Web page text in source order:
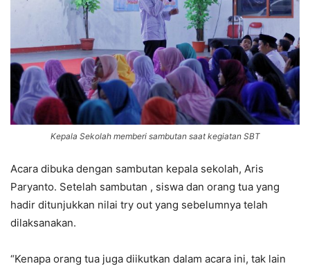
Kepala Sekolah memberi sambutan saat kegiatan SBT
Acara dibuka dengan sambutan kepala sekolah, Aris
Paryanto. Setelah sambutan , siswa dan orang tua yang
hadir ditunjukkan nilai try out yang sebelumnya telah
dilaksanakan.
“Kenapa orang tua juga diikutkan dalam acara ini, tak lain